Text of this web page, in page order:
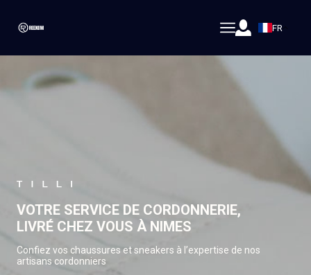
FR
VOTRE SERVICE DE CORDONNERIE,
LIVRÉ CHEZ VOUS À NIMES
Confiez vos chaussures et sneakers à l’expertise de nos
artisans cordonniers